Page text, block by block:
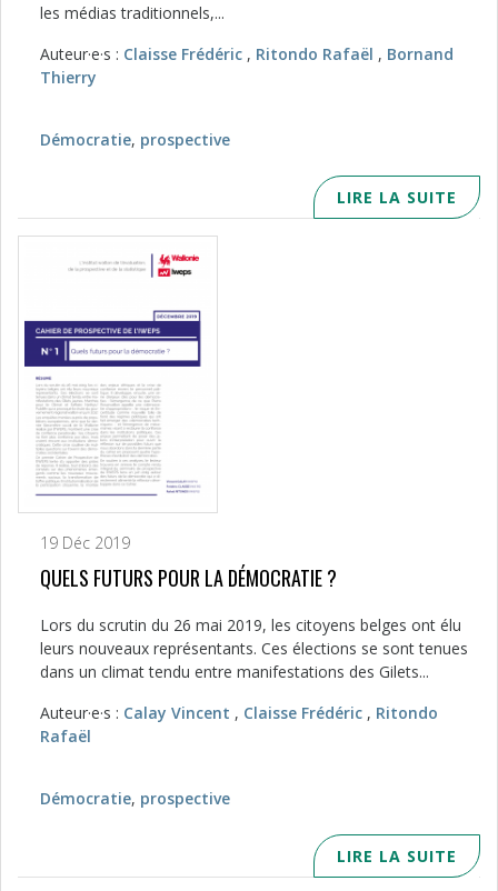
les médias traditionnels,...
Auteur·e·s : Claisse Frédéric , Ritondo Rafaël , Bornand
Thierry
Démocratie, prospective
LIRE LA SUITE
19 Déc 2019
QUELS FUTURS POUR LA DÉMOCRATIE ?
Lors du scrutin du 26 mai 2019, les ci­toyens belges ont élu
leurs nouveaux représentants. Ces élections se sont tenues
dans un climat tendu entre ma­nifestations des Gilets...
Auteur·e·s : Calay Vincent , Claisse Frédéric , Ritondo
Rafaël
Démocratie, prospective
LIRE LA SUITE